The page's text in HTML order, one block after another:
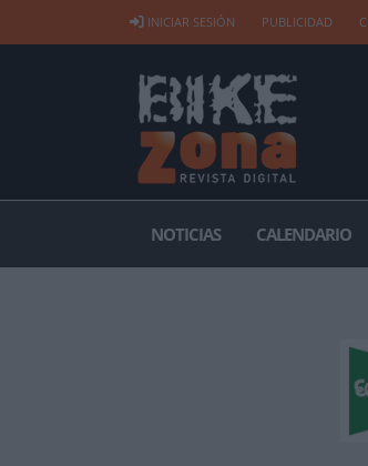
INICIAR SESIÓN PUBLICIDAD
NOTICIAS CALENDARIO